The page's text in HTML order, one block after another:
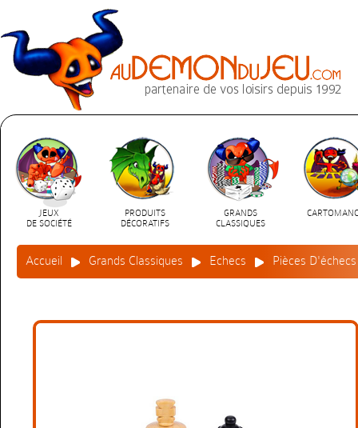
JEUX
DE SOCIÉTÉ
PRODUITS
DÉCORATIFS
GRANDS
CLASSIQUES
Accueil Grands Classiques Echecs Pièces